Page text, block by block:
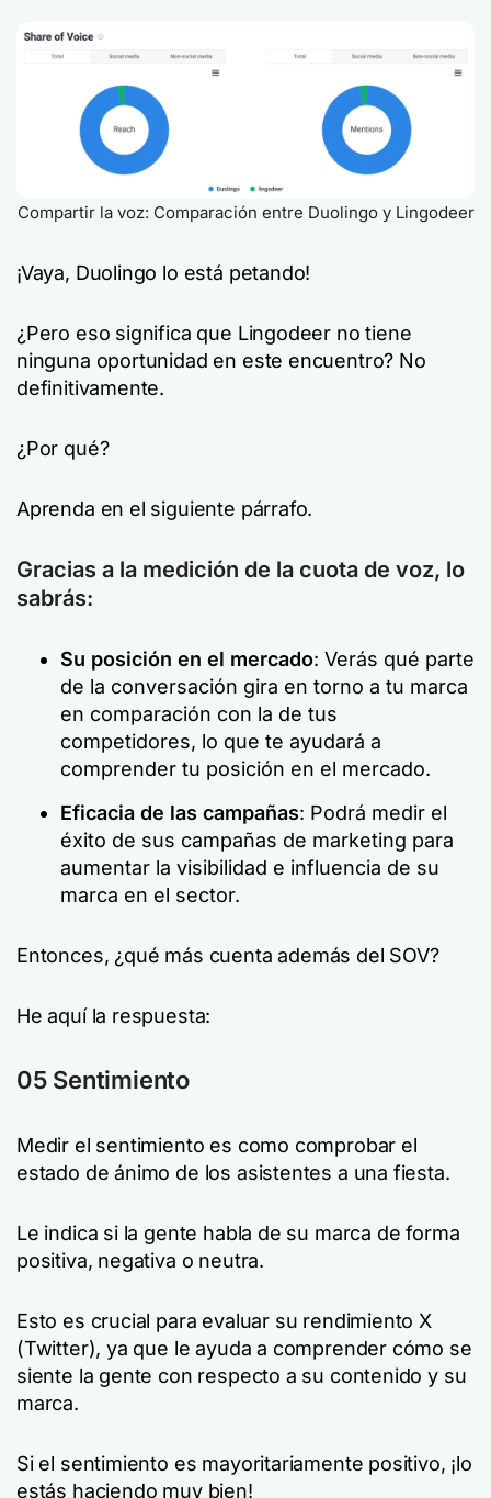
Compartir la voz: Comparación entre Duolingo y Lingodeer
¡Vaya, Duolingo lo está petando!
¿Pero eso significa que Lingodeer no tiene
ninguna oportunidad en este encuentro? No
definitivamente.
¿Por qué?
Aprenda en el siguiente párrafo.
Gracias a la medición de la cuota de voz, lo
sabrás:
Su posición en el mercado: Verás qué parte
de la conversación gira en torno a tu marca
en comparación con la de tus
competidores, lo que te ayudará a
comprender tu posición en el mercado.
Eficacia de las campañas: Podrá medir el
éxito de sus campañas de marketing para
aumentar la visibilidad e influencia de su
marca en el sector.
Entonces, ¿qué más cuenta además del SOV?
He aquí la respuesta:
05 Sentimiento
Medir el sentimiento es como comprobar el
estado de ánimo de los asistentes a una fiesta.
Le indica si la gente habla de su marca de forma
positiva, negativa o neutra.
Esto es crucial para evaluar su rendimiento X
(Twitter), ya que le ayuda a comprender cómo se
siente la gente con respecto a su contenido y su
marca.
Si el sentimiento es mayoritariamente positivo, ¡lo
estás haciendo muy bien!